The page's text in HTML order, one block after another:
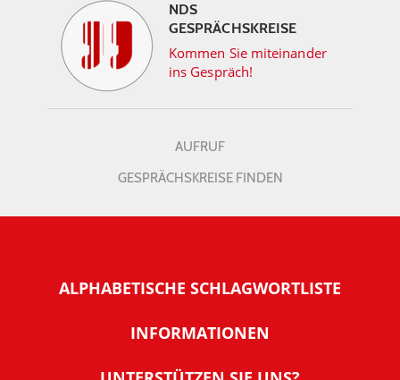
NDS
GESPRÄCHSKREISE
Kommen Sie miteinander
ins Gespräch!
AUFRUF
GESPRÄCHSKREISE FINDEN
ALPHABETISCHE SCHLAGWORTLISTE
INFORMATIONEN
Warum NachDenkSeiten